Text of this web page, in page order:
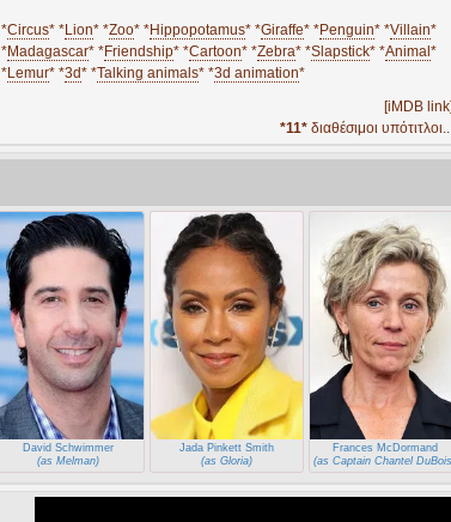
*Circus* *Lion* *Zoo* *Hippopotamus* *Giraffe* *Penguin* *Villain*
*Madagascar* *Friendship* *Cartoon* *Zebra* *Slapstick* *Animal *
*Lemur* *3d* *Talking animals* *3d animation*
[iMDB link]
*11* διαθέσιμοι
David Schwimmer
(as Melman)
Jada Pinkett Smith
(as Gloria)
Frances McDormand
(as Captain Chantel